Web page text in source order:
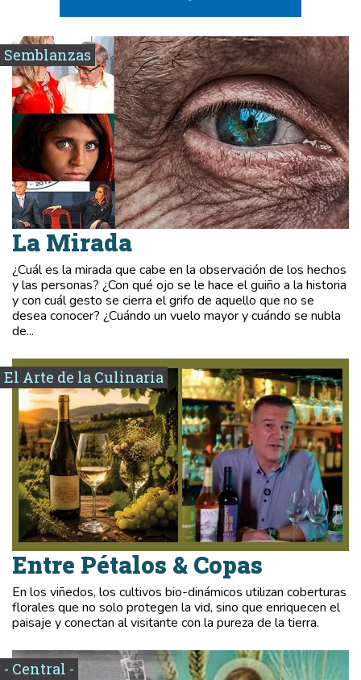
Semblanzas
La Mirada
¿Cuál es la mirada que cabe en la observación de los hechos
y las personas? ¿Con qué ojo se le hace el guiño a la historia
y con cuál gesto se cierra el grifo de aquello que no se
desea conocer? ¿Cuándo un vuelo mayor y cuándo se nubla
de...
El Arte de la Culinaria
Entre Pétalos & Copas
En los viñedos, los cultivos bio-dinámicos utilizan coberturas
florales que no solo protegen la vid, sino que enriquecen el
paisaje y conectan al visitante con la pureza de la tierra.
- Central -